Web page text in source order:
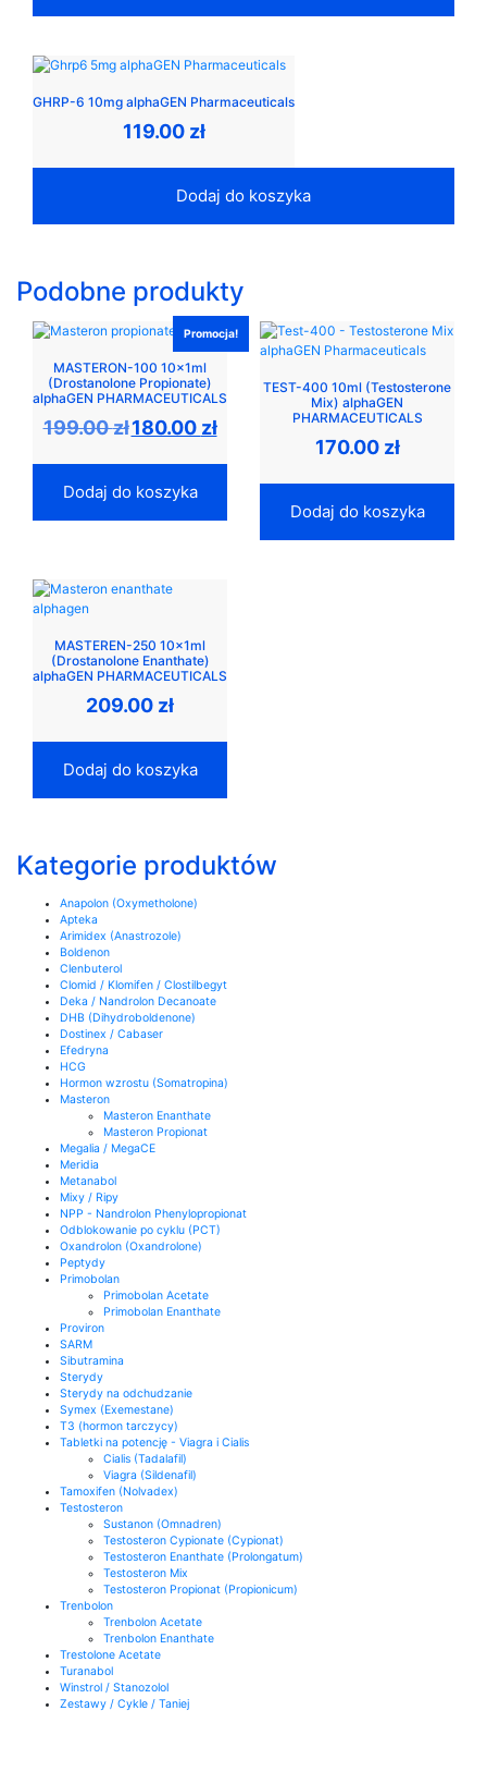
GHRP-6 10mg alphaGEN Pharmaceuticals
119.00 zł
Dodaj do koszyka
Podobne produkty
Promocja!
MASTERON-100 10x1ml
(Drostanolone Propionate)
alphaGEN PHARMACEUTICALS
199.00zł Pierwotna
cena
199.00 zł.
180.00 złAktualna
cena
180.00 zł.
Dodaj do koszyka
TEST-400 10ml (Testosterone
Mix) alphaGEN
PHARMACEUTICALS
170.00 zł
Dodaj do koszyka
MASTEREN-250 10x1ml
(Drostanolone Enanthate)
alphaGEN PHARMACEUTICALS
209.00 zł
Dodaj do koszyka
Kategorie produktów
Anapolon (Oxymetholone)
Apteka
Arimidex (Anastrozole)
Boldenon
Clenbuterol
Clomid / Klomifen / Clostilbegyt
Deka / Nandrolon Decanoate
DHB (Dihydroboldenone)
Dostinex / Cabaser
Efedryna
HCG
Hormon wzrostu (Somatropina)
Masteron
Masteron Enanthate
Masteron Propionat
Megalia / MegaCE
Meridia
Metanabol
Mixy / Ripy
NPP - Nandrolon Phenylopropionat
Odblokowanie po cyklu (PCT)
Oxandrolon (Oxandrolone)
Peptydy
Primobolan
Primobolan Acetate
Primobolan Enanthate
Proviron
SARM
Sibutramina
Sterydy
Sterydy na odchudzanie
Symex (Exemestane)
T3 (hormon tarczycy)
Tabletki na potencję - Viagra i Cialis
Cialis (Tadalafil)
Viagra (Sildenafil)
Tamoxifen (Nolvadex)
Testosteron
Sustanon (Omnadren)
Testosteron Cypionate (Cypionat)
Testosteron Enanthate (Prolongatum)
Testosteron Mix
Testosteron Propionat (Propionicum)
Trenbolon
Trenbolon Acetate
Trenbolon Enanthate
Trestolone Acetate
Turanabol
Winstrol / Stanozolol
Zestawy / Cykle / Taniej